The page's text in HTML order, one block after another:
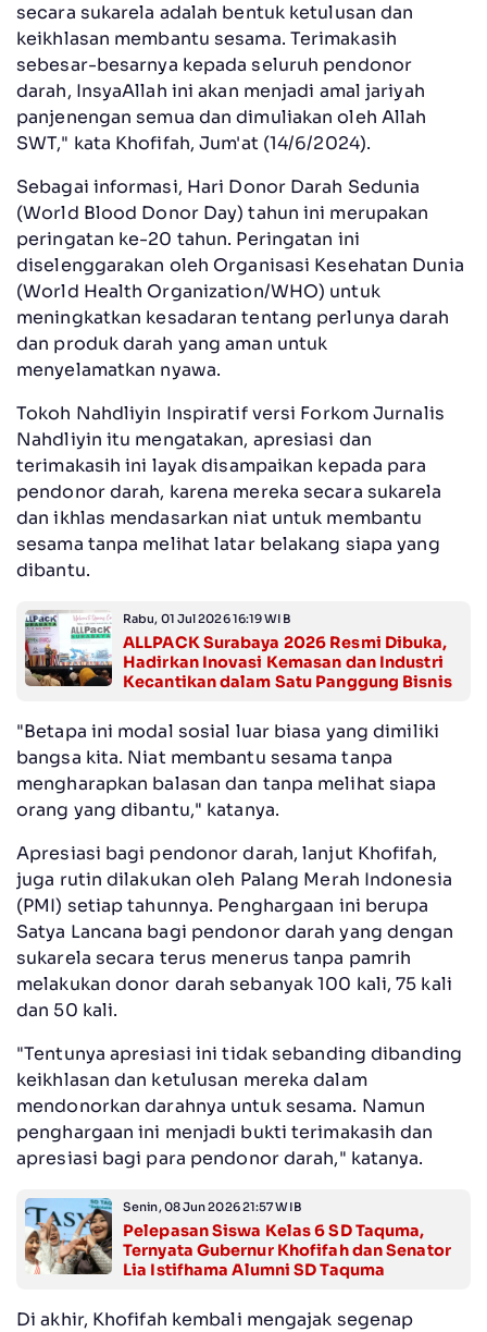
secara sukarela adalah bentuk ketulusan dan
keikhlasan membantu sesama. Terimakasih
sebesar-besarnya kepada seluruh pendonor
darah, InsyaAllah ini akan menjadi amal jariyah
panjenengan semua dan dimuliakan oleh Allah
SWT," kata Khofifah, Jum'at (14/6/2024).
Sebagai informasi, Hari Donor Darah Sedunia
(World Blood Donor Day) tahun ini merupakan
peringatan ke-20 tahun. Peringatan ini
diselenggarakan oleh Organisasi Kesehatan Dunia
(World Health Organization/WHO) untuk
meningkatkan kesadaran tentang perlunya darah
dan produk darah yang aman untuk
menyelamatkan nyawa.
Tokoh Nahdliyin Inspiratif versi Forkom Jurnalis
Nahdliyin itu mengatakan, apresiasi dan
terimakasih ini layak disampaikan kepada para
pendonor darah, karena mereka secara sukarela
dan ikhlas mendasarkan niat untuk membantu
sesama tanpa melihat latar belakang siapa yang
dibantu.
Rabu, 01 Jul 2026 16:19 WIB
ALLPACK Surabaya 2026 Resmi Dibuka,
Hadirkan Inovasi Kemasan dan Industri
Kecantikan dalam Satu Panggung Bisnis
"Betapa ini modal sosial luar biasa yang dimiliki
bangsa kita. Niat membantu sesama tanpa
mengharapkan balasan dan tanpa melihat siapa
orang yang dibantu," katanya.
Apresiasi bagi pendonor darah, lanjut Khofifah,
juga rutin dilakukan oleh Palang Merah Indonesia
(PMI) setiap tahunnya. Penghargaan ini berupa
Satya Lancana bagi pendonor darah yang dengan
sukarela secara terus menerus tanpa pamrih
melakukan donor darah sebanyak 100 kali, 75 kali
dan 50 kali.
"Tentunya apresiasi ini tidak sebanding dibanding
keikhlasan dan ketulusan mereka dalam
mendonorkan darahnya untuk sesama. Namun
penghargaan ini menjadi bukti terimakasih dan
apresiasi bagi para pendonor darah," katanya.
Senin, 08 Jun 2026 21:57 WIB
Pelepasan Siswa Kelas 6 SD Taquma,
Ternyata Gubernur Khofifah dan Senator
Lia Istifhama Alumni SD Taquma
Di akhir, Khofifah kembali mengajak segenap